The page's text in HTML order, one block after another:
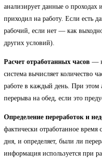
анализирует данные о проходах
приходил на работу. Если есть
рабочий, если нет — как
других условий).
Расчет отработанных часов —
система вычисляет количество
работе в каждый день. При этом
перерыва на обед, если это
Определение переработок и
фактически отработанное
дня, и определяет, были ли
информация используется при